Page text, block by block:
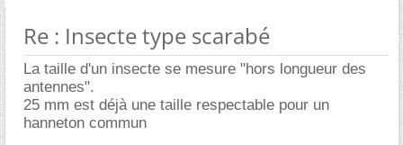
Re : Insecte type scarabé
La taille d'un insecte se mesure "hors longueur des
antennes".
25 mm est déjà une taille respectable pour un
hanneton commun